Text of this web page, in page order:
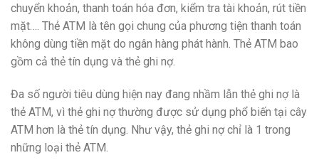
chuyển khoản, thanh toán hóa đơn, kiểm tra tài khoản, rút tiền
mặt…. Thẻ ATM là tên gọi chung của phương tiện thanh toán
không dùng tiền mặt do ngân hàng phát hành. Thẻ ATM bao
gồm cả thẻ tín dụng và thẻ ghi nợ.
Đa số người tiêu dùng hiện nay đang nhầm lẫn thẻ ghi nợ là
thẻ ATM, vì thẻ ghi nợ thường được sử dụng phổ biến tại cây
ATM hơn là thẻ tín dụng. Như vậy, thẻ ghi nợ chỉ là 1 trong
những loại thẻ ATM.